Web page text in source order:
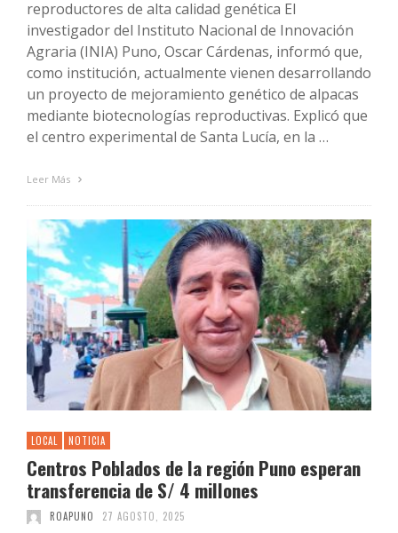
reproductores de alta calidad genética El
investigador del Instituto Nacional de Innovación
Agraria (INIA) Puno, Oscar Cárdenas, informó que,
como institución, actualmente vienen desarrollando
un proyecto de mejoramiento genético de alpacas
mediante biotecnologías reproductivas. Explicó que
el centro experimental de Santa Lucía, en la …
Leer Más
LOCAL NOTICIA
Centros Poblados de la región Puno esperan
transferencia de S/ 4 millones
ROAPUNO 27 AGOSTO, 2025